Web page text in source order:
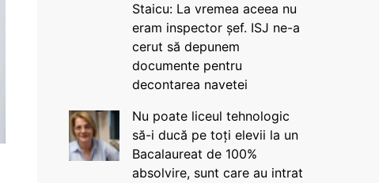
Staicu: La vremea aceea nu
eram inspector șef. ISJ ne-a
cerut să depunem
documente pentru
decontarea navetei
Nu poate liceul tehnologic
să-i ducă pe toți elevii la un
Bacalaureat de 100%
absolvire, sunt care au intrat